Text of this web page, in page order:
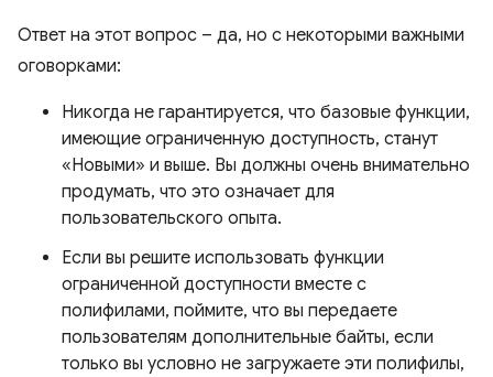
Ответ на этот вопрос – да, но с некоторыми важными
оговорками:
Никогда не гарантируется, что базовые функции,
имеющие ограниченную доступность, станут
«Новыми» и выше. Вы должны очень внимательно
продумать, что это означает для
пользовательского опыта.
Если вы решите использовать функции
ограниченной доступности вместе с
полифилами, поймите, что вы передаете
пользователям дополнительные байты, если
только вы условно не загружаете эти полифилы,